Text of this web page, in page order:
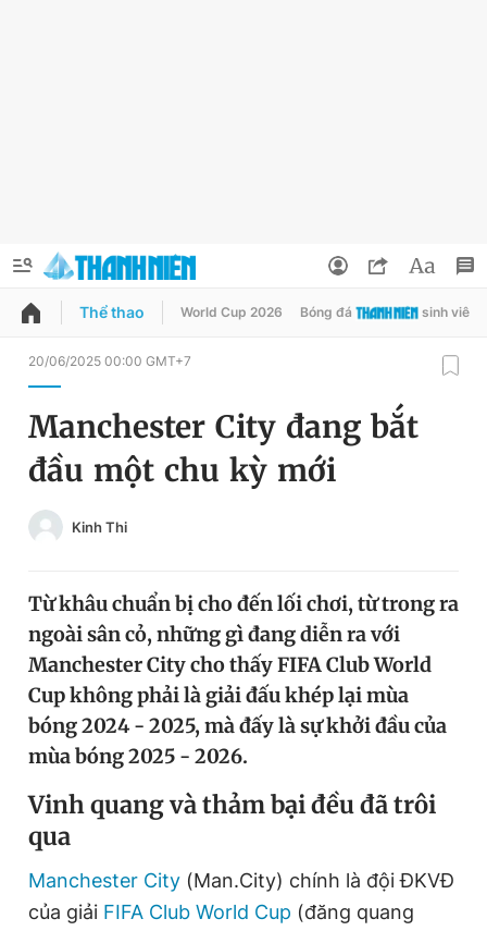
QUẢNG CÁO ĐẶT BÁO
Chuyên mục
Chuyên mục khác
Tin thị trường Tin 360
Video Magazine
Tiện ích Bạn cần biết
Thông tin tòa soạn Liên hệ quảng cáo
Đổi mật khẩu
Tin đã lưu
Tin đã xem
Đăng xuất
Thể thao World Cup 2026 Bóng đá sinh viên
20/06/2025 00:00 GMT+7
Manchester City đang bắt
đầu một chu kỳ mới
Kinh Thi
Từ khâu chuẩn bị cho đến lối chơi, từ trong ra
ngoài sân cỏ, những gì đang diễn ra với
Manchester City cho thấy FIFA Club World
Cup không phải là giải đấu khép lại mùa
bóng 2024 - 2025, mà đấy là sự khởi đầu của
mùa bóng 2025 - 2026.
Vinh quang và thảm bại đều đã trôi
qua
Manchester City (Man.City) chính là đội ĐKVĐ
của giải FIFA Club World Cup (đăng quang